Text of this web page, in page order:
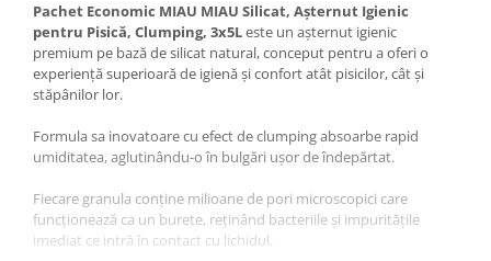
Pachet Economic MIAU MIAU Silicat, Așternut Igienic
pentru Pisică, Clumping, 3x5Leste un așternut igienic
premium pe bază de silicat natural, conceput pentru a oferi o
experiență superioară de igienă și confort atât pisicilor, cât și
stăpânilor lor.
Formula sa inovatoare cu efect de clumping absoarbe rapid
umiditatea, aglutinându-o în bulgări ușor de îndepărtat.
Fiecare granula conține milioane de pori microscopici care
funcționează ca un burete, reținând bacteriile și impuritățile
imediat ce intră în contact cu lichidul.